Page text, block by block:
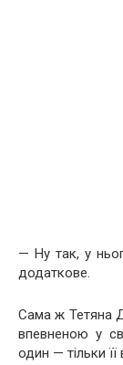
— Ну так, у
додаткове.
Сама ж Тетяна
впевненою у
один — тільки